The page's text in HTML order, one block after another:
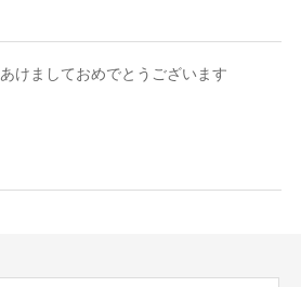
あけましておめでとうございます